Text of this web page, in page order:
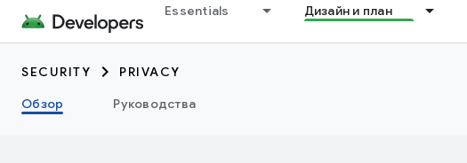
Essentials Дизайн и план
SECURITY
PRIVACY
Обзор
Руководства